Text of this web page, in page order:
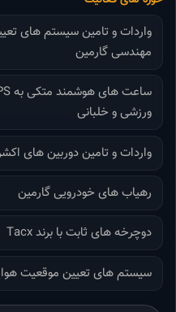
مهندسی گارمین
ورزشی و خلبانی
واردات و تامین دوربین های
رهیاب های خودرویی گارمین
دوچرخه های ثابت با برند Tacx
سیستم های تعیین موقعیت